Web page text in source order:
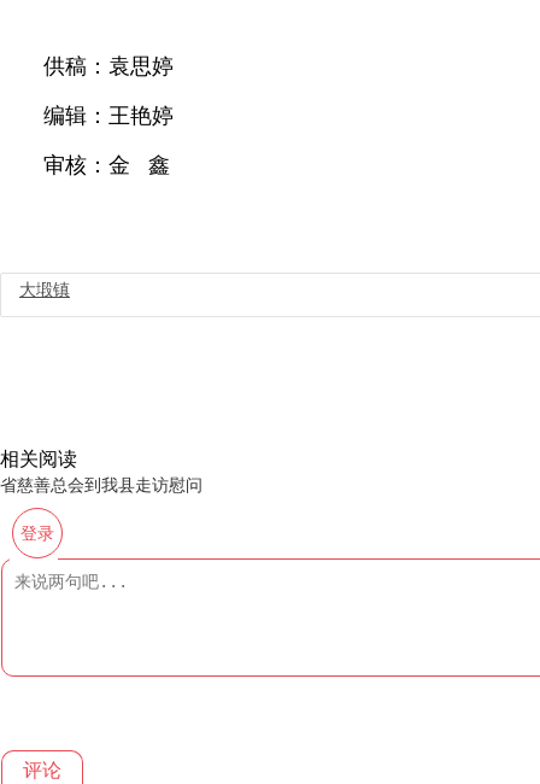
供稿：袁思婷
编辑：王艳婷
审核：金 鑫
大塅镇
相关阅读
省慈善总会到我县走访慰问
登录
评论